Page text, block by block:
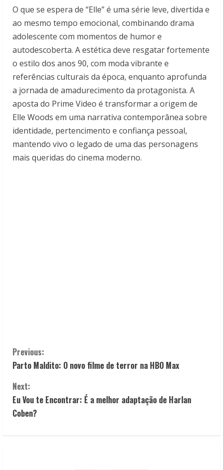
O que se espera de “Elle” é uma série leve, divertida e
ao mesmo tempo emocional, combinando drama
adolescente com momentos de humor e
autodescoberta. A estética deve resgatar fortemente
o estilo dos anos 90, com moda vibrante e
referências culturais da época, enquanto aprofunda
a jornada de amadurecimento da protagonista. A
aposta do Prime Video é transformar a origem de
Elle Woods em uma narrativa contemporânea sobre
identidade, pertencimento e confiança pessoal,
mantendo vivo o legado de uma das personagens
mais queridas do cinema moderno.
C
o
n
t
Previous:
Parto Maldito: O novo filme de terror na HBO Max
Next:
Eu Vou te Encontrar: É a melhor adaptação de Harlan
Coben?